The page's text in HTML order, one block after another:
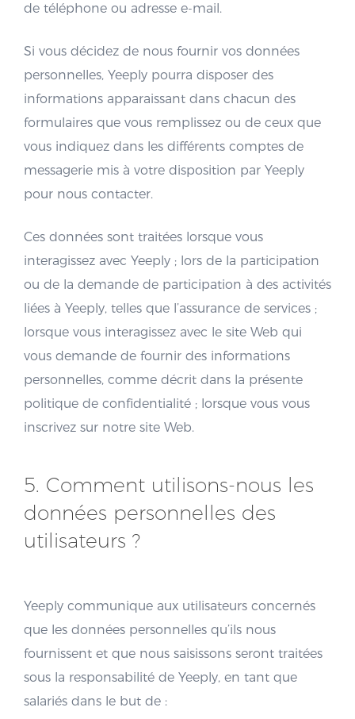
de téléphone ou adresse e-mail.
Si vous décidez de nous fournir vos données
personnelles, Yeeply pourra disposer des
informations apparaissant dans chacun des
formulaires que vous remplissez ou de ceux que
vous indiquez dans les différents comptes de
messagerie mis à votre disposition par Yeeply
pour nous contacter.
Ces données sont traitées lorsque vous
interagissez avec Yeeply ; lors de la participation
ou de la demande de participation à des activités
liées à Yeeply, telles que l’assurance de services ;
lorsque vous interagissez avec le site Web qui
vous demande de fournir des informations
personnelles, comme décrit dans la présente
politique de confidentialité ; lorsque vous vous
inscrivez sur notre site Web.
5. Comment utilisons-nous les
données personnelles des
utilisateurs ?
Yeeply communique aux utilisateurs concernés
que les données personnelles qu’ils nous
fournissent et que nous saisissons seront traitées
sous la responsabilité de Yeeply, en tant que
salariés dans le but de :